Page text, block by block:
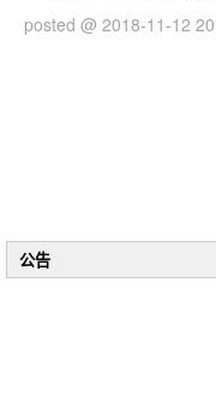
posted @ 2018-11-12
公告